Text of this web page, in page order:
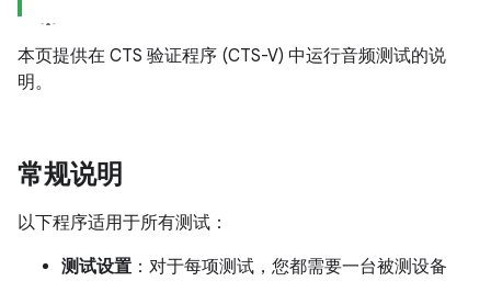
本页提供在 CTS 验证程序 (CTS-V) 中运行音频测试的说
明。
常规说明
以下程序适用于所有测试：
测试设置 ：对于每项测试，您都需要一台被测设备